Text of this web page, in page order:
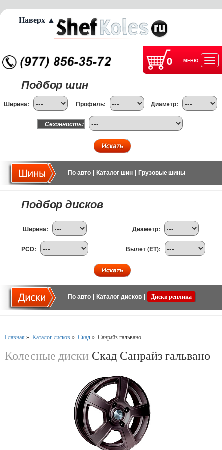
0 МЕНЮ
Подбор шин
Ширина: Профиль: Диаметр:
Сезонность:
По авто Каталог шин Грузовые шины
Подбор дисков
Ширина: Диаметр:
PCD: Вылет (ET):
По авто Каталог дисков Диски реплика
Главная » Каталог дисков » Скад » Санрайз гальвано
Колесные диски Скад Санрайз гальвано
Наверх ▲